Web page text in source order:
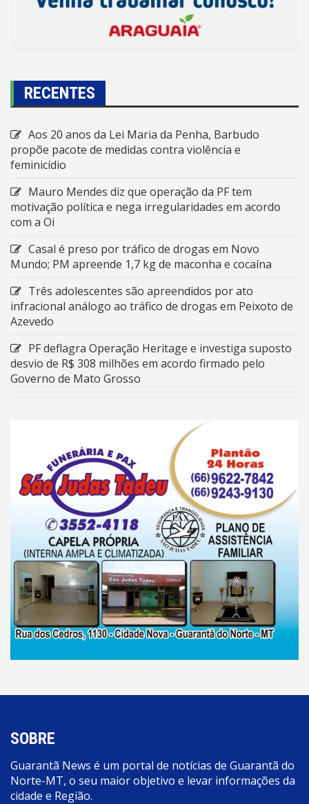
RECENTES
Aos 20 anos da Lei Maria da Penha, Barbudo
propõe pacote de medidas contra violência e
feminicídio
Mauro Mendes diz que operação da PF tem
motivação política e nega irregularidades em acordo
com a Oi
Casal é preso por tráfico de drogas em Novo
Mundo; PM apreende 1,7 kg de maconha e cocaína
Três adolescentes são apreendidos por ato
infracional análogo ao tráfico de drogas em Peixoto de
Azevedo
PF deflagra Operação Heritage e investiga suposto
desvio de R$ 308 milhões em acordo firmado pelo
Governo de Mato Grosso
SOBRE
Guarantã News é um portal de notícias de Guarantã do
Norte-MT, o seu maior objetivo e levar informações da
cidade e Região.